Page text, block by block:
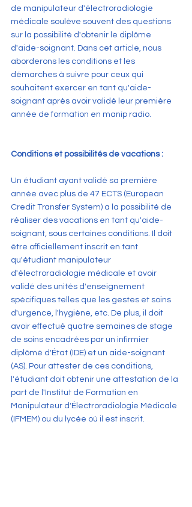
de manipulateur d'électroradiologie
médicale soulève souvent des questions
sur la possibilité d'obtenir le diplôme
d'aide-soignant. Dans cet article, nous
aborderons les conditions et les
démarches à suivre pour ceux qui
souhaitent exercer en tant qu'aide-
soignant après avoir validé leur première
année de formation en manip radio.
Conditions et possibilités de vacations :
Un étudiant ayant validé sa première
année avec plus de 47 ECTS (European
Credit Transfer System) a la possibilité de
réaliser des vacations en tant qu'aide-
soignant, sous certaines conditions. Il doit
être officiellement inscrit en tant
qu'étudiant manipulateur
d'électroradiologie médicale et avoir
validé des unités d'enseignement
spécifiques telles que les gestes et soins
d'urgence, l'hygiène, etc. De plus, il doit
avoir effectué quatre semaines de stage
de soins encadrées par un infirmier
diplômé d'État (IDE) et un aide-soignant
(AS). Pour attester de ces conditions,
l'étudiant doit obtenir une attestation de la
part de l'Institut de Formation en
Manipulateur d'Électroradiologie Médicale
(IFMEM) ou du lycée où il est inscrit.